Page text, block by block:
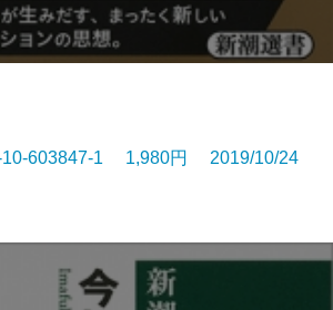
603847-1 1,980円 2019/10/24